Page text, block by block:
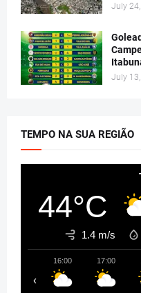
July
July
TEMPO NA SUA REGIÃO
44°C
1.4 m/s
16:00 17:00
‹